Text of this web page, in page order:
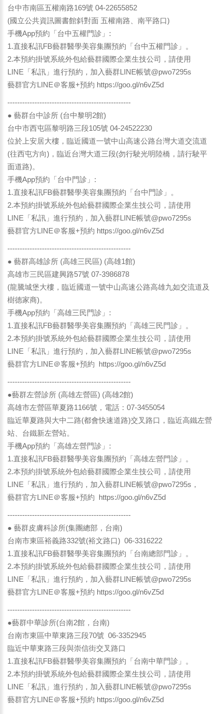
台中市南區五權南路169號 04-22655852
(國立公共資訊圖書館斜對面 五權南路、南平路口)
手機App預約「台中五權門診」:
1.直接私訊FB藝群醫學美容集團預約「台中五權門診」。
2.本預約掛號系統外包給藝群國際企業生技公司，請使用
LINE「私訊」進行預約，加入藝群LINE帳號@pwo7295s
藝群官方LINE＠客服+預約 https://goo.gl/n6vZ5d
--------------------------------------------------
● 藝群台中診所 (台中黎明2館)
台中市西屯區黎明路三段105號 04-24522230
位於上安居大樓，臨近國道一號中山高速公路台灣大道交流道
(往西屯方向)，臨近台灣大道三段(勿行駛光明陸橋，請行駛平
面道路)。
手機App預約「台中門診」:
1.直接私訊FB藝群醫學美容集團預約「台中門診」。
2.本預約掛號系統外包給藝群國際企業生技公司，請使用
LINE「私訊」進行預約，加入藝群LINE帳號@pwo7295s
藝群官方LINE＠客服+預約 https://goo.gl/n6vZ5d
--------------------------------------------------
● 藝群高雄診所 (高雄三民區) (高雄1館)
高雄市三民區建興路57號 07-3986878
(龍騰城堡大樓，臨近國道一號中山高速公路高雄九如交流道及
樹德家商)。
手機App預約「高雄三民門診」:
1.直接私訊FB藝群醫學美容集團預約「高雄三民門診」。
2.本預約掛號系統外包給藝群國際企業生技公司，請使用
LINE「私訊」進行預約，加入藝群LINE帳號@pwo7295s
藝群官方LINE＠客服+預約 https://goo.gl/n6vZ5d
--------------------------------------------------
●藝群左營診所 (高雄左營區) (高雄2館)
高雄市左營區華夏路1166號，電話：07-3455054
臨近華夏路與大中二路(都會快速道路)交叉路口，臨近高鐵左營
站、台鐵新左營站。
手機App預約「高雄左營門診」:
1.直接私訊FB藝群醫學美容集團預約「高雄左營門診」。
2.本預約掛號系統外包給藝群國際企業生技公司，請使用
LINE「私訊」進行預約，加入藝群LINE帳號@pwo7295s，
藝群官方LINE＠客服+預約 https://goo.gl/n6vZ5d
--------------------------------------------------
● 藝群皮膚科診所(集團總部，台南)
台南市東區裕義路332號(裕文路口) 06-3316222
1.直接私訊FB藝群醫學美容集團預約「台南總部門診」。
2.本預約掛號系統外包給藝群國際企業生技公司，請使用
LINE「私訊」進行預約，加入藝群LINE帳號@pwo7295s
藝群官方LINE＠客服+預約 https://goo.gl/n6vZ5d
--------------------------------------------------
●藝群中華診所(台南2館，台南)
台南市東區中華東路三段70號 06-3352945
臨近中華東路三段與崇信街交叉路口
1.直接私訊FB藝群醫學美容集團預約「台南中華門診」。
2.本預約掛號系統外包給藝群國際企業生技公司，請使用
LINE「私訊」進行預約，加入藝群LINE帳號@pwo7295s
藝群官方LINE＠客服+預約 https://goo.gl/n6vZ5d